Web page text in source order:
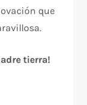
que
tierra!